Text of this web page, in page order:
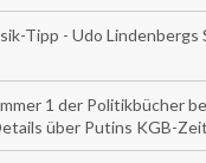
Tipp - Udo Lindenbergs
1 der Politikbücher
über Putins KGB-